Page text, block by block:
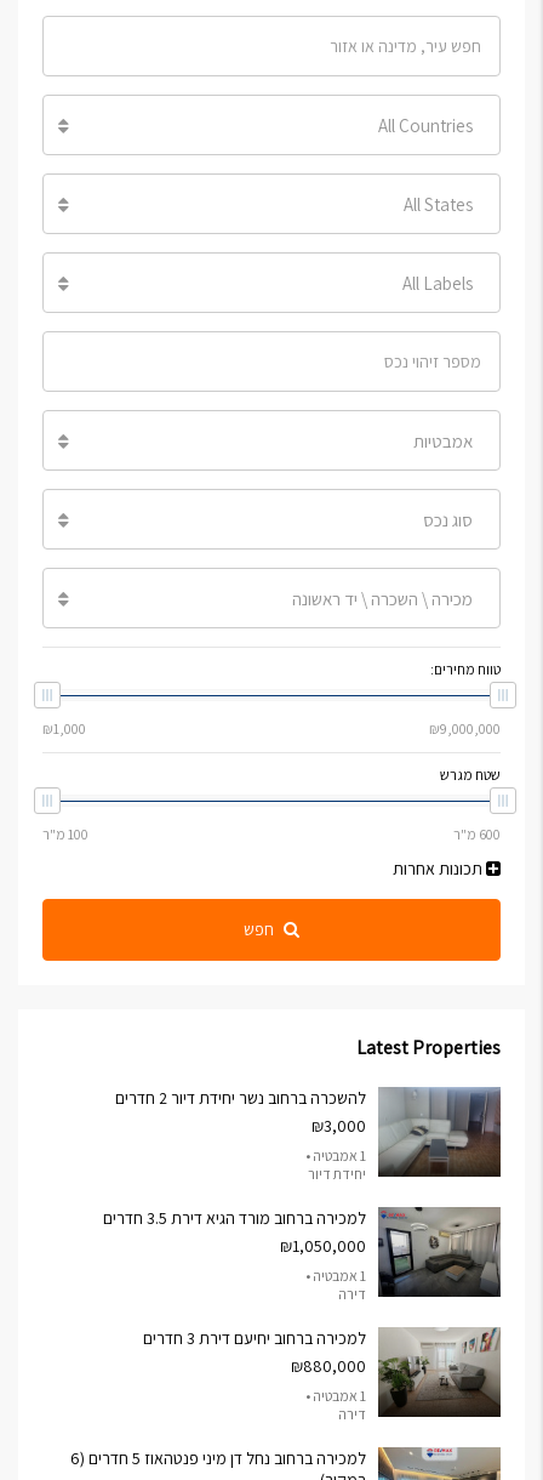
All Countries
All States
All Labels
אמבטיות
סוג נכס
מכירה \ השכרה \ יד ראשונה
טווח מחירים:
שטח מגרש
תכונות אחרות
חפש
Latest Properties
להשכרה ברחוב נשר יחידת דיור 2 חדרים
₪3,000
1 אמבטיה •
יחידת דיור
למכירה ברחוב מורד הגיא דירת 3.5 חדרים
₪1,050,000
1 אמבטיה •
דירה
למכירה ברחוב יחיעם דירת 3 חדרים
₪880,000
1 אמבטיה •
דירה
למכירה ברחוב נחל דן מיני פנטהאוז 5 חדרים (6